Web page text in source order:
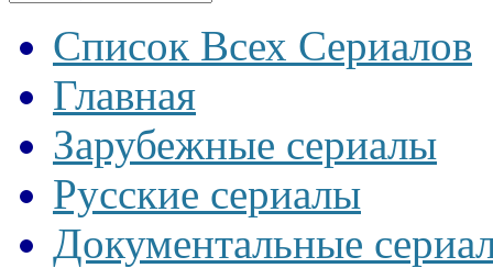
Список Всех Сериалов
Главная
Зарубежные сериалы
Русские сериалы
Документальные